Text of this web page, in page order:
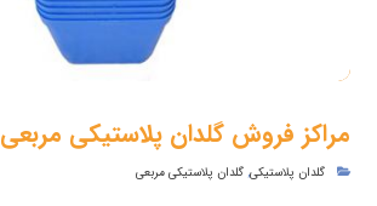
مراکز فروش گلدان پلاستیکی مربعی
گلدان پلاستیکی,گلدان پلاستیکی مربعی